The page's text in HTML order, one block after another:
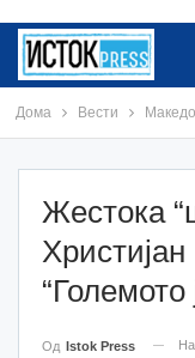
Дома Вести
Жестока
“Големото
Од Istok Press На